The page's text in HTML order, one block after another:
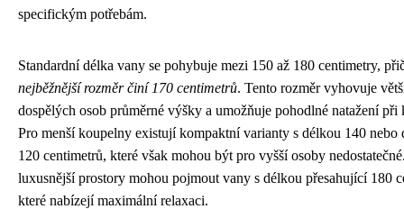
specifickým potřebám.
Standardní délka vany se pohybuje mezi 150 až 180 centimetry,
nejběžnější rozměr činí 170 centimetrů. Tento rozměr vyhovuje
dospělých osob průměrné výšky a umožňuje pohodlné natažení při
Pro menší koupelny existují kompaktní varianty s délkou 140 nebo
120 centimetrů, které však mohou být pro vyšší osoby
luxusnější prostory mohou pojmout vany s délkou přesahující 180
které nabízejí maximální relaxaci.